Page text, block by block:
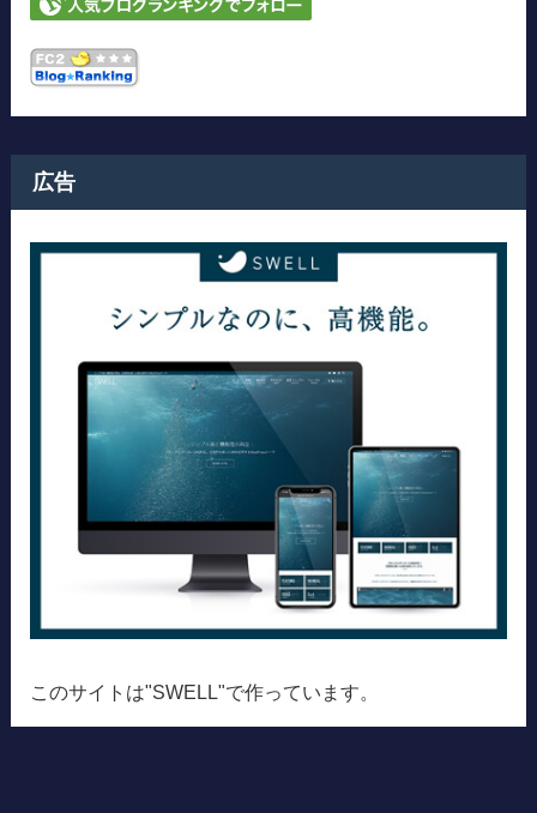
広告
このサイトは"SWELL"で作っています。